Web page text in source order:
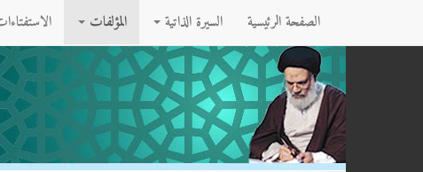
الصفحة الرئيسية السيرة الذاتية المؤلفات